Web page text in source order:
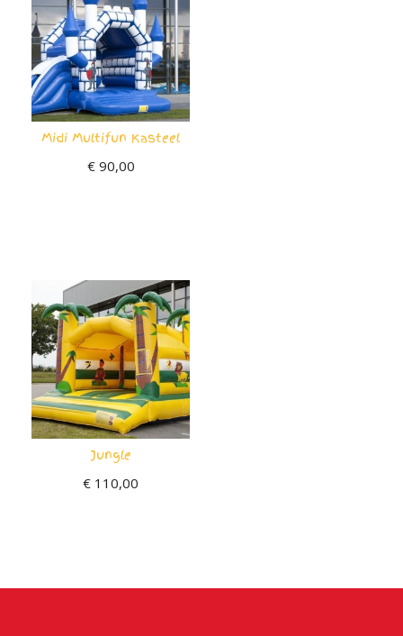
Midi Multifun Kasteel
€90,00
Jungle
€ 110,00